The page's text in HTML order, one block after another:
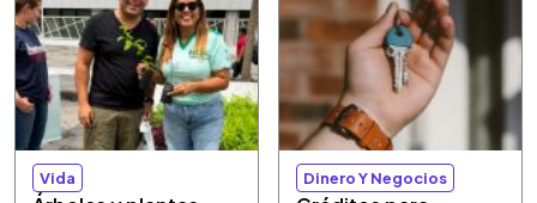
Vida Dinero Y Negocios